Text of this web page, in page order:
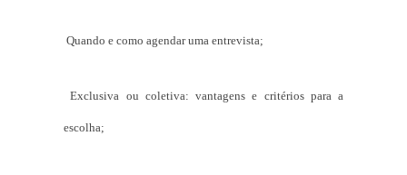
Quando e como agendar uma entrevista;
Exclusiva ou coletiva: vantagens e critérios para a
escolha;